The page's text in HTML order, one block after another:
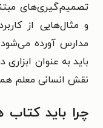
تصمیم‌گیری‌های
و مثال‌هایی از
مدارس آورده
باید به عنوان
نقش انسانی معلم
چرا باید